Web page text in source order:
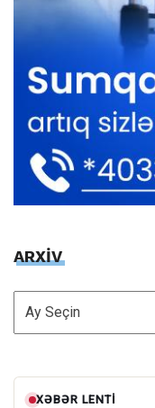
ARXİV
ARXİV
XƏBƏR LENTI